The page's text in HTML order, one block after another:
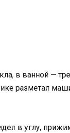
в ванной —
разметал
в углу,